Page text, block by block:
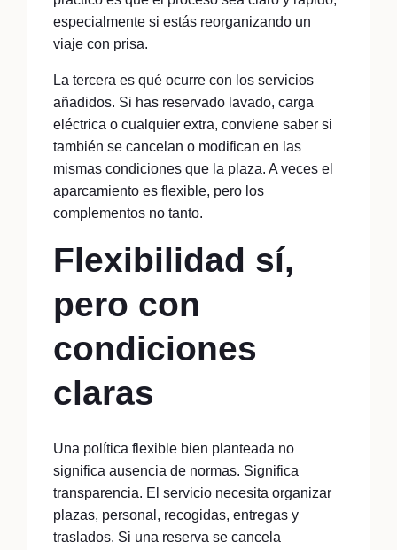
especialmente si estás reorganizando un
viaje con prisa.
La tercera es qué ocurre con los servicios
añadidos. Si has reservado lavado, carga
eléctrica o cualquier extra, conviene saber si
también se cancelan o modifican en las
mismas condiciones que la plaza. A veces el
aparcamiento es flexible, pero los
complementos no tanto.
Flexibilidad sí,
pero con
condiciones
claras
Una política flexible bien planteada no
significa ausencia de normas. Significa
transparencia. El servicio necesita organizar
plazas, personal, recogidas, entregas y
traslados. Si una reserva se cancela